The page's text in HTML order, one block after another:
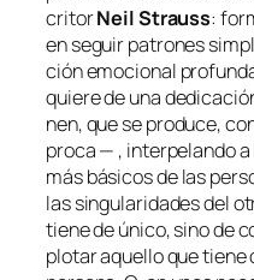
cri­torNeil Strauss:
en se­guir pa­tro­nes
ción emo­cio­nal
quie­re de una
nen, que se pro­du­ce,
pro­ca — , in­ter­pe­lan­do
más bá­si­cos de las
las sin­gu­la­ri­da­des del
tie­ne de úni­co, sino de
plo­tar aque­llo que